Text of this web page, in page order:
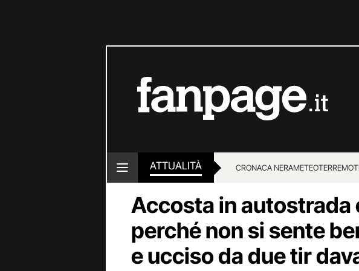
ATTUALITÀ CRONACA NERAMETEOTERREMOTI
LOTTO E SUPERENALOTTO
Accosta in autostrada
perché non si sente
e ucciso da due tir